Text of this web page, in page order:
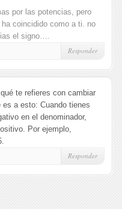
por las potencias, pero
coincidido como a ti. no
el signo….
Responder
te refieres con cambiar
a esto: Cuando tienes
en el denominador,
Por ejemplo,
Responder